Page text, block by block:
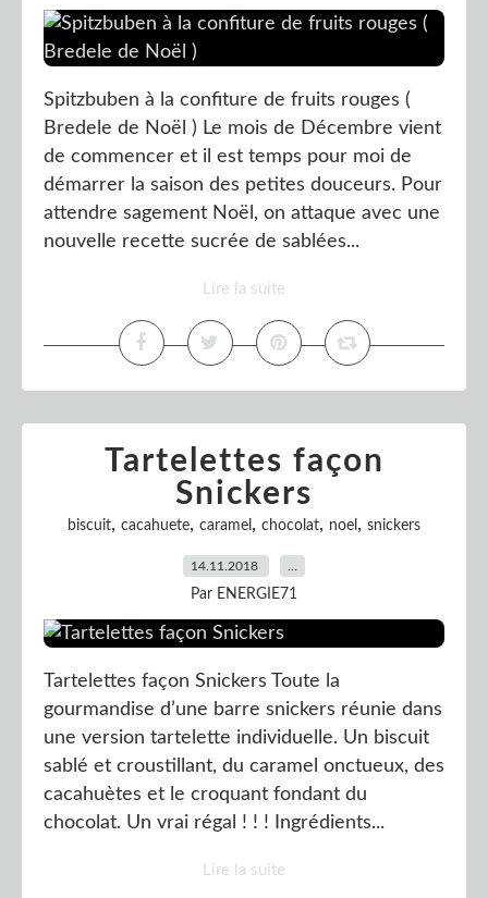
Spitzbuben à la confiture de fruits rouges (
Bredele de Noël ) Le mois de Décembre vient
de commencer et il est temps pour moi de
démarrer la saison des petites douceurs. Pour
attendre sagement Noël, on attaque avec une
nouvelle recette sucrée de sablées...
Lire la suite
Tartelettes façon
Snickers
biscuit, cacahuete, caramel , chocolat, noel , snickers
14.11.2018
Par ENERGIE71
Tartelettes façon Snickers Toute la
gourmandise d’une barre snickers réunie dans
une version tartelette individuelle. Un biscuit
sablé et croustillant, du caramel onctueux, des
cacahuètes et le croquant fondant du
chocolat. Un vrai régal ! ! ! Ingrédients...
Lire la suite